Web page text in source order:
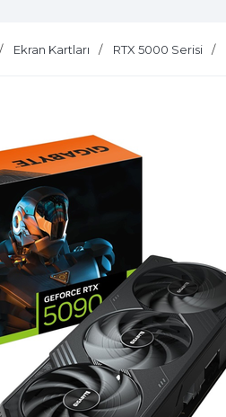
Ekran Kartları RTX 5000 Serisi